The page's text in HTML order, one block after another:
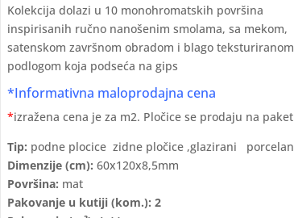
Kolekcija dolazi u 10 monohromatskih površina
inspirisanih ručno nanošenim smolama, sa mekom,
satenskom završnom obradom i blago teksturiranom
podlogom koja podseća na gips
*Informativna maloprodajna cena
*izražena cena je za m2. Pločice se prodaju na paket
Tip: podne plocice zidne pločice ,glazirani porcelan
Dimenzije (cm): 60x120x8,5mm
Površina: mat
Pakovanje u kutiji (kom.): 2